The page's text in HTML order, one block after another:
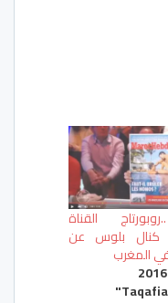
القناة
كنال بلوس عن
المغرب